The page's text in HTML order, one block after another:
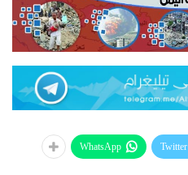
Twitter
WhatsApp